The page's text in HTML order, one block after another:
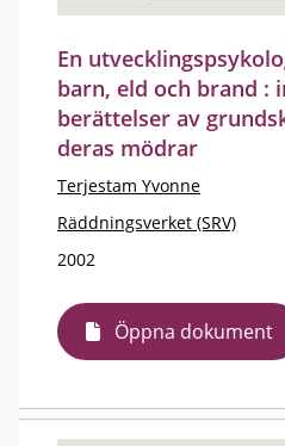
En
barn, eld och brand :
berättelser av
deras mödrar
Terjestam Yvonne
Räddningsverket (SRV)
2002
Öppna dokument